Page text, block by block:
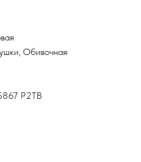
Обивочная
P2TB